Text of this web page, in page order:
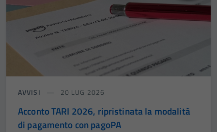
AVVISI 20 LUG 2026
Acconto TARI 2026, ripristinata la modalità
di pagamento con pagoPA